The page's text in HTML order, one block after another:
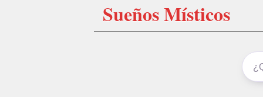
Sueños Místicos